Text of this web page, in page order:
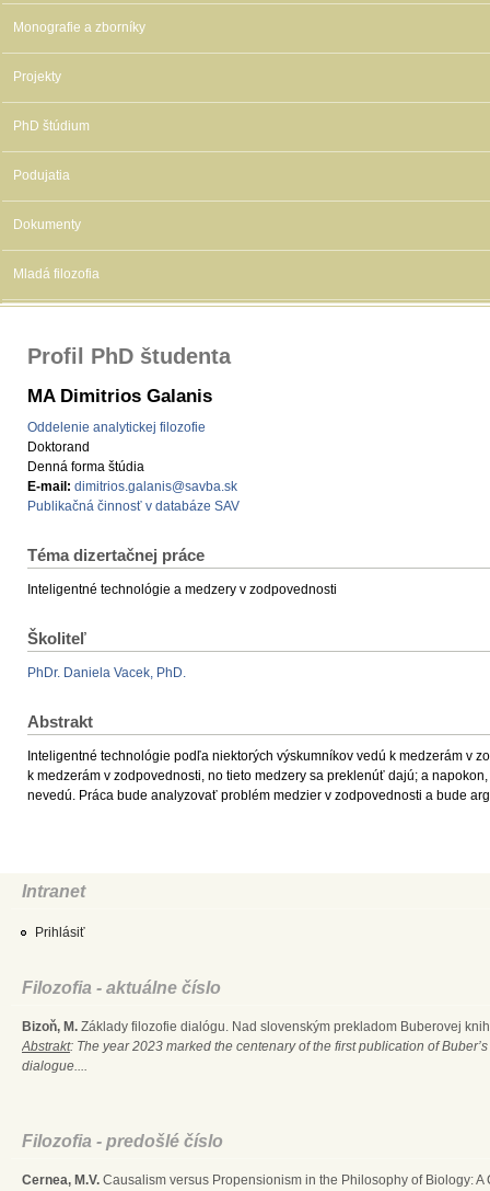
Monografie a zborníky
Projekty
PhD štúdium
Podujatia
Dokumenty
Mladá filozofia
Profil PhD študenta
MA Dimitrios Galanis
Oddelenie analytickej filozofie
Doktorand
Denná forma štúdia
E-mail: dimitrios.galanis@savba.sk
Publikačná činnosť v databáze SAV
Téma dizertačnej práce
Inteligentné technológie a medzery v zodpovednosti
Školiteľ
PhDr. Daniela Vacek, PhD.
Abstrakt
Inteligentné technológie podľa niektorých výskumníkov vedú k medzerám v
k medzerám v zodpovednosti, no tieto medzery sa preklenúť dajú; a
nevedú. Práca bude analyzovať problém medzier v zodpovednosti a bude
Intranet
Prihlásiť
Filozofia - aktuálne číslo
Bizoň, M. Základy filozofie dialógu. Nad slovenským prekladom Buberovej
Abstrakt: The year 2023 marked the centenary of the first publication of
dialogue....
Filozofia - predošlé číslo
Cernea, M.V. Causalism versus Propensionism in the Philosophy of Biology: